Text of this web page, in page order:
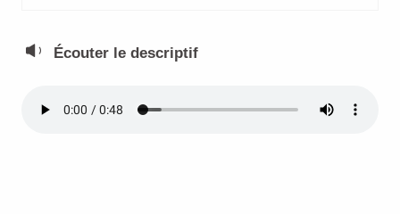
Écouter le descriptif